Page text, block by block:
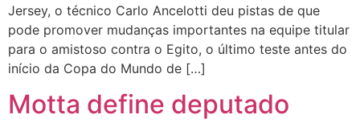
Jersey, o técnico Carlo Ancelotti deu pistas de que
pode promover mudanças importantes na equipe titular
para o amistoso contra o Egito, o último teste antes do
início da Copa do Mundo de […]
Motta define deputado